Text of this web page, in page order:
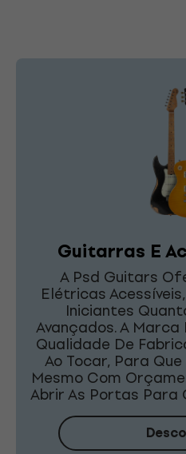
Guitarras E
A Psd Guitars
Elétricas
Iniciantes
Avançados. A
Qualidade De
Ao Tocar, Para
Mesmo Com
Abrir As Portas Para